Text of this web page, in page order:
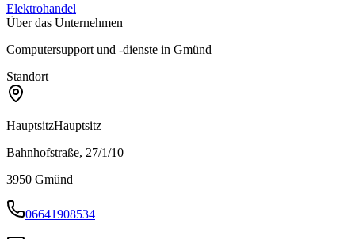
Elektrohandel
Über das Unternehmen
Computersupport und -dienste in Gmünd
Standort
HauptsitzHauptsitz
Bahnhofstraße, 27/1/10
3950 Gmünd
06641908534